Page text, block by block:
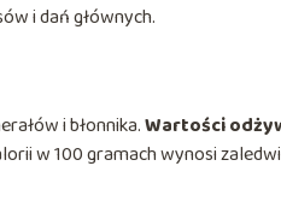
i dań głównych.
i błonnika.Wartości
w 100 gramach wynosi